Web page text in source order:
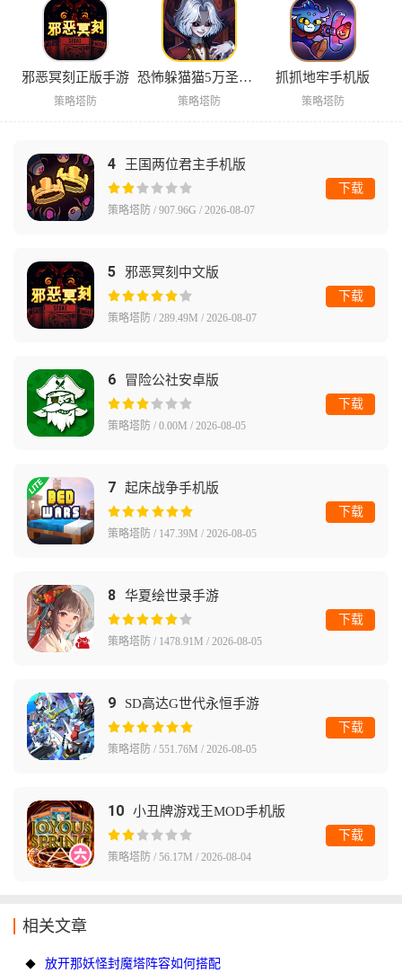
邪恶冥刻正版手游
策略塔防
恐怖躲猫猫5万圣节版
策略塔防
抓抓地牢手机版
策略塔防
4 王国两位君主手机版
策略塔防 / 907.96G / 2026-08-07
下载
5 邪恶冥刻中文版
策略塔防 / 289.49M / 2026-08-07
下载
6 冒险公社安卓版
策略塔防 / 0.00M / 2026-08-05
下载
7 起床战争手机版
策略塔防 / 147.39M / 2026-08-05
下载
8 华夏绘世录手游
策略塔防 / 1478.91M / 2026-08-05
下载
9 SD高达G世代永恒手游
策略塔防 / 551.76M / 2026-08-05
下载
10 小丑牌游戏王MOD手机版
策略塔防 / 56.17M / 2026-08-04
下载
相关文章
放开那妖怪封魔塔阵容如何搭配